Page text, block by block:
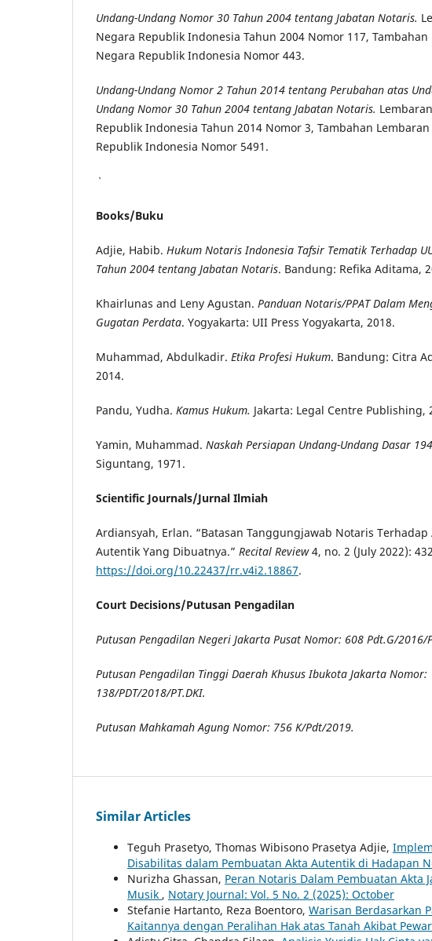
Undang-Undang Nomor 30 Tahun 2004 tentang Jabatan Notaris.
Negara Republik Indonesia Tahun 2004 Nomor 117, Tambahan
Negara Republik Indonesia Nomor 443.
Undang-Undang Nomor 2 Tahun 2014 tentang Perubahan atas
Undang Nomor 30 Tahun 2004 tentang Jabatan Notaris.
Republik Indonesia Tahun 2014 Nomor 3, Tambahan
Republik Indonesia Nomor 5491.
Books/Buku
Adjie, Habib. Hukum Notaris Indonesia Tafsir Tematik Terhadap
Tahun 2004 tentang Jabatan Notaris. Bandung: Refika Aditama,
Khairlunas and Leny Agustan. Panduan Notaris/PPAT Dalam
Gugatan Perdata. Yogyakarta: UII Press Yogyakarta, 2018.
Muhammad, Abdulkadir. Etika Profesi Hukum. Bandung: Citra
2014.
Pandu, Yudha. Kamus Hukum. Jakarta: Legal Centre Publishing,
Yamin, Muhammad. Naskah Persiapan Undang-Undang Dasar
Siguntang, 1971.
Scientific Journals/Jurnal Ilmiah
Ardiansyah, Erlan. “Batasan Tanggungjawab Notaris Terhadap
Autentik Yang Dibuatnya.” Recital Review4, no. 2 (July 2022):
https://doi.org/10.22437/rr.v4i2.18867.
Court Decisions/Putusan Pengadilan
Putusan Pengadilan Negeri Jakarta Pusat Nomor: 608 Pdt.G/2016/
Putusan Pengadilan Tinggi Daerah Khusus Ibukota Jakarta Nomor:
138/PDT/2018/PT.DKI.
Putusan Mahkamah Agung Nomor: 756 K/Pdt/2019.
Similar Articles
Teguh Prasetyo, Thomas Wibisono Prasetya Adjie,
Disabilitas dalam Pembuatan Akta Autentik di Hadapan
Nurizha Ghassan, Peran Notaris Dalam Pembuatan Akta
Musik , Notary Journal: Vol. 5 No. 2 (2025): October
Stefanie Hartanto, Reza Boentoro, Warisan Berdasarkan
Kaitannya dengan Peralihan Hak atas Tanah Akibat